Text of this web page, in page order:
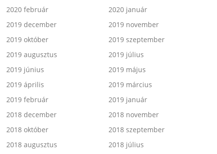
2020 február
2020 január
2019 december
2019 november
2019 október
2019 szeptember
2019 augusztus
2019 július
2019 június
2019 május
2019 április
2019 március
2019 február
2019 január
2018 december
2018 november
2018 október
2018 szeptember
2018 augusztus
2018 július